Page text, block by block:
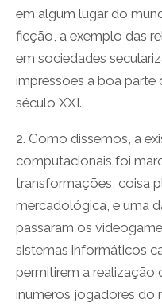
em algum lugar do
ficção, a exemplo das
em sociedades
impressões à boa parte
século XXI.
2. Como dissemos, a
computacionais foi
transformações, coisa
mercadológica, e uma
passaram os
sistemas informáticos
permitirem a realização
inúmeros jogadores do